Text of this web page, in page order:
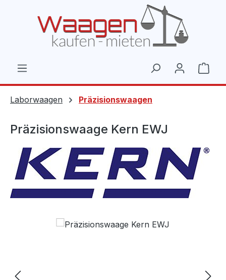
Laborwaagen Präzisionswaagen
Präzisionswaage Kern EWJ
Bildergalerie überspringen